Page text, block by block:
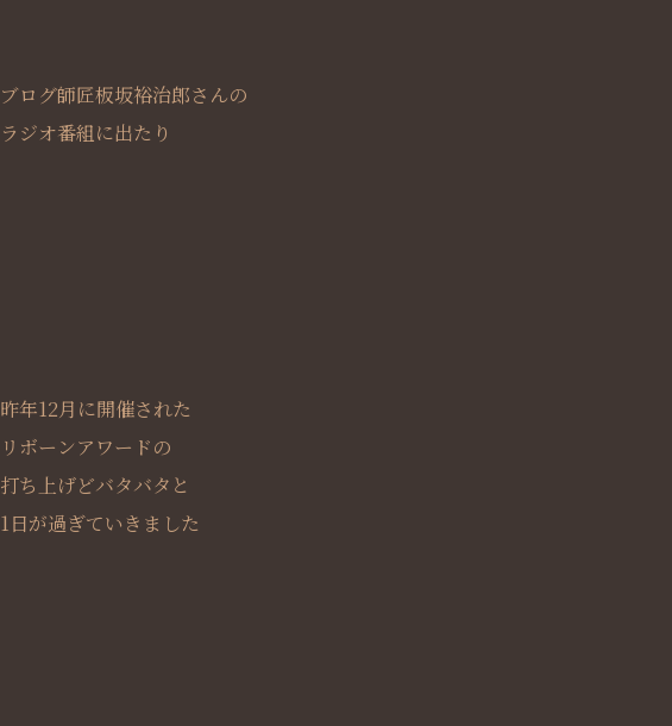
ブログ師匠板坂裕治郎さんの
ラジオ番組に出たり
昨年12月に開催された
リボーンアワードの
打ち上げどバタバタと
1日が過ぎていきました